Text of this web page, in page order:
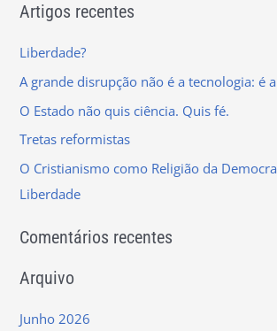
a
h
f
o
r
:
Artigos recentes
Liberdade?
A grande disrupção não é a tecnologia: é
O Estado não quis ciência. Quis fé.
Tretas reformistas
O Cristianismo como Religião da
Liberdade
Comentários recentes
Arquivo
Junho 2026